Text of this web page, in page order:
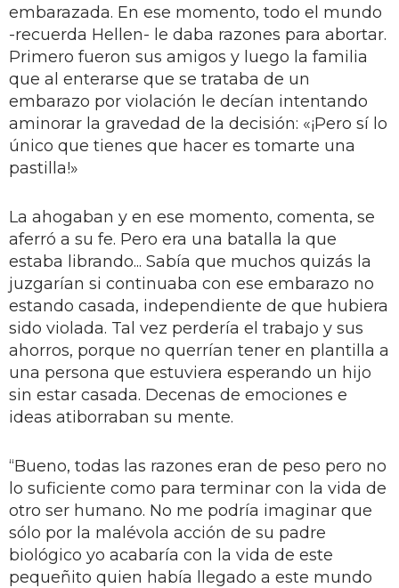
embarazada. En ese momento, todo el mundo
-recuerda Hellen- le daba razones para abortar.
Primero fueron sus amigos y luego la familia
que al enterarse que se trataba de un
embarazo por violación le decían intentando
aminorar la gravedad de la decisión: «¡Pero sí lo
único que tienes que hacer es tomarte una
pastilla!»
La ahogaban y en ese momento, comenta, se
aferró a su fe. Pero era una batalla la que
estaba librando... Sabía que muchos quizás la
juzgarían si continuaba con ese embarazo no
estando casada, independiente de que hubiera
sido violada. Tal vez perdería el trabajo y sus
ahorros, porque no querrían tener en plantilla a
una persona que estuviera esperando un hijo
sin estar casada. Decenas de emociones e
ideas atiborraban su mente.
“Bueno, todas las razones eran de peso pero no
lo suficiente como para terminar con la vida de
otro ser humano. No me podría imaginar que
sólo por la malévola acción de su padre
biológico yo acabaría con la vida de este
pequeñito quien había llegado a este mundo